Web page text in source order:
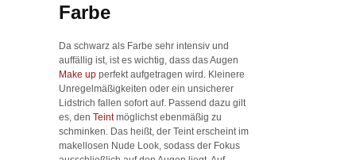
Farbe
Da schwarz als Farbe sehr intensiv und
auffällig ist, ist es wichtig, dass das Augen
Make up perfekt aufgetragen wird. Kleinere
Unregelmäßigkeiten oder ein unsicherer
Lidstrich fallen sofort auf. Passend dazu gilt
es, den Teintmöglichst ebenmäßig zu
schminken. Das heißt, der Teint erscheint im
makellosen Nude Look, sodass der Fokus